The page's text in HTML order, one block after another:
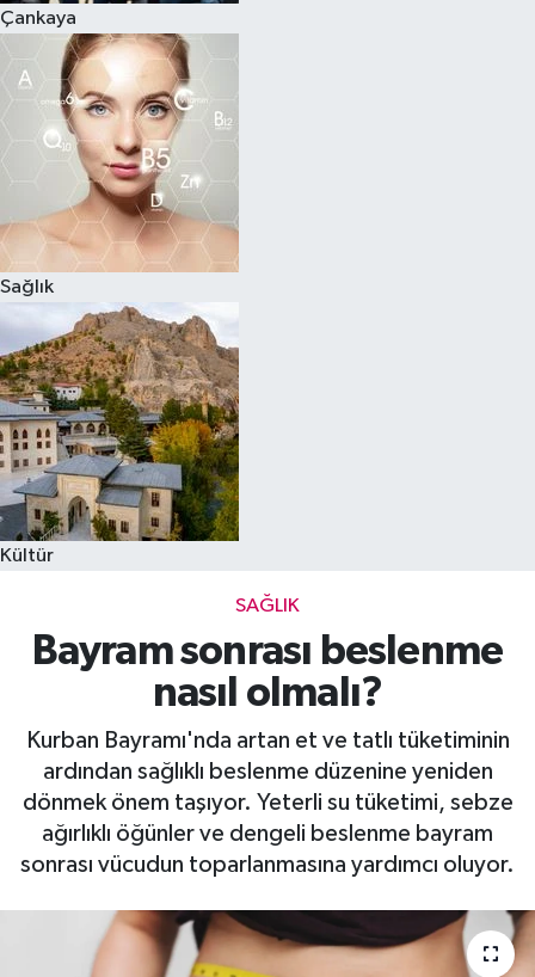
Çankaya
Sağlık
Kültür
SAĞLIK
Bayram sonrası beslenme
nasıl olmalı?
Kurban Bayramı'nda artan et ve tatlı tüketiminin
ardından sağlıklı beslenme düzenine yeniden
dönmek önem taşıyor. Yeterli su tüketimi, sebze
ağırlıklı öğünler ve dengeli beslenme bayram
sonrası vücudun toparlanmasına yardımcı oluyor.